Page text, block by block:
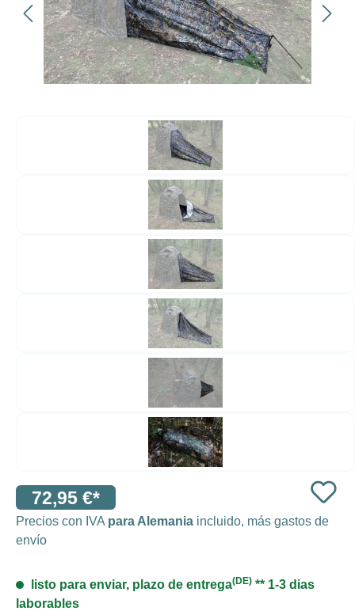
72,95 €*
Precios con IVA para Alemania incluido, más gastos de
envío
listo para enviar, plazo de entrega(DE) ** 1-3 dias
laborables